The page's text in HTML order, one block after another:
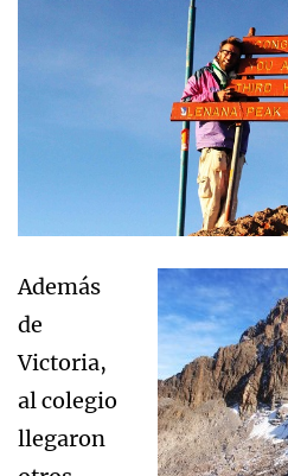
Además
de
Victoria,
al colegio
llegaron